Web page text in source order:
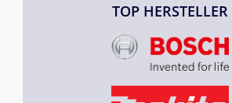
TOP HERSTELLER